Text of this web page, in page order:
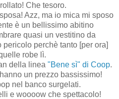
Che tesoro.
Azz, ma io mica mi sposo
è un bellissimo abitino
quasi un vestitino da
perchè tanto [per ora]
robe lì.
della linea "Bene sì" di Coop.
un prezzo bassissimo!
nel banco surgelati.
e woooow che spettacolo!